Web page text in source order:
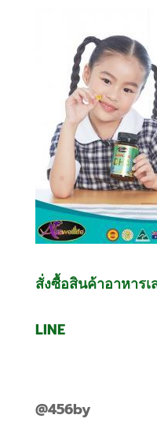
สั่งซื้อสินค้าอาหารเ
LINE
@456by